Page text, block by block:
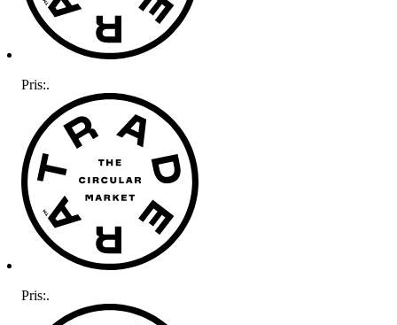
Pris:.
Pris:.